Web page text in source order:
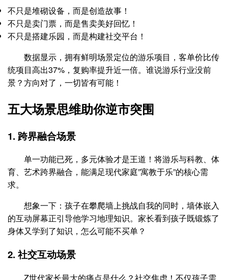
不只是堆砌设备，而是创造故事！
不只是卖门票，而是售卖美好回忆！
不只是搭建乐园，而是构建社交平台！
数据显示，拥有鲜明场景定位的游乐项目，客单价比传
统项目高出37%，复购率提升近一倍。谁说游乐行业没前
景？方向对了，一切皆有可能！
五大场景思维助你逆市突围
1. 跨界融合场景
单一功能已死，多元体验才是王道！将游乐与科教、体
育、艺术跨界融合，能满足现代家庭”寓教于乐”的核心需
求。
想象一下：孩子在攀爬墙上挑战自我的同时，墙体嵌入
的互动屏幕正引导他学习地理知识。家长看到孩子既锻炼了
身体又学到了知识，怎么可能不买单？
2. 社交互动场景
Z世代家长最大的痛点是什么？社交焦虑！不仅孩子需